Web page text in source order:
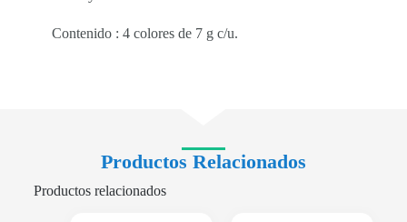
Contenido : 4 colores de 7 g c/u.
Productos Relacionados
Productos relacionados